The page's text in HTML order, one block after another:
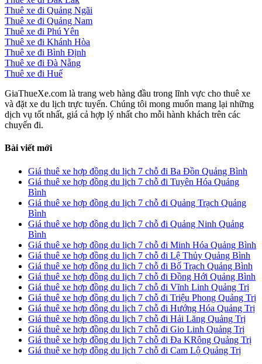
Thuê xe đi Quảng Ngãi
Thuê xe đi Quảng Nam
Thuê xe đi Phú Yên
Thuê xe đi Khánh Hòa
Thuê xe đi Bình Định
Thuê xe đi Đà Nẵng
Thuê xe đi Huế
GiaThueXe.com là trang web hàng đầu trong lĩnh vực cho thuê xe
và đặt xe du lịch trực tuyến. Chúng tôi mong muốn mang lại những
dịch vụ tốt nhất, giá cả hợp lý nhất cho mỗi hành khách trên các
chuyến đi.
Bài viết mới
Giá thuê xe hợp đồng du lịch 7 chỗ đi Ba Đồn Quảng Bình
Giá thuê xe hợp đồng du lịch 7 chỗ đi Tuyên Hóa Quảng
Bình
Giá thuê xe hợp đồng du lịch 7 chỗ đi Quảng Trạch Quảng
Bình
Giá thuê xe hợp đồng du lịch 7 chỗ đi Quảng Ninh Quảng
Bình
Giá thuê xe hợp đồng du lịch 7 chỗ đi Minh Hóa Quảng Bình
Giá thuê xe hợp đồng du lịch 7 chỗ đi Lệ Thủy Quảng Bình
Giá thuê xe hợp đồng du lịch 7 chỗ đi Bố Trạch Quảng Bình
Giá thuê xe hợp đồng du lịch 7 chỗ đi Đồng Hới Quảng Bình
Giá thuê xe hợp đồng du lịch 7 chỗ đi Vĩnh Linh Quảng Trị
Giá thuê xe hợp đồng du lịch 7 chỗ đi Triệu Phong Quảng Trị
Giá thuê xe hợp đồng du lịch 7 chỗ đi Hướng Hóa Quảng Trị
Giá thuê xe hợp đồng du lịch 7 chỗ đi Hải Lăng Quảng Trị
Giá thuê xe hợp đồng du lịch 7 chỗ đi Gio Linh Quảng Trị
Giá thuê xe hợp đồng du lịch 7 chỗ đi Đa KRông Quảng Trị
Giá thuê xe hợp đồng du lịch 7 chỗ đi Cam Lộ Quảng Trị